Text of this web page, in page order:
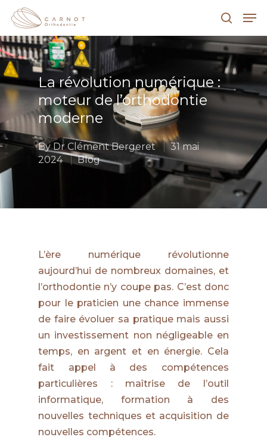
Hit enter to search or ESC to close
La révolution numérique :
moteur de l’orthodontie
moderne
ByDr Clément Bergeret
31 mai
2024
Blog
L’ère numérique révolutionne
aujourd’hui de nombreux domaines, et
l’orthodontie n’y coupe pas. C’est donc
pour le praticien une chance immense
de faire évoluer sa pratique mais aussi
un investissement non négligeable en
temps, en argent et en énergie. Cela
fait appel à des compétences
particulières : maîtrise de l’outil
informatique, formation à des
nouvelles techniques et acquisition de
nouvelles compétences.